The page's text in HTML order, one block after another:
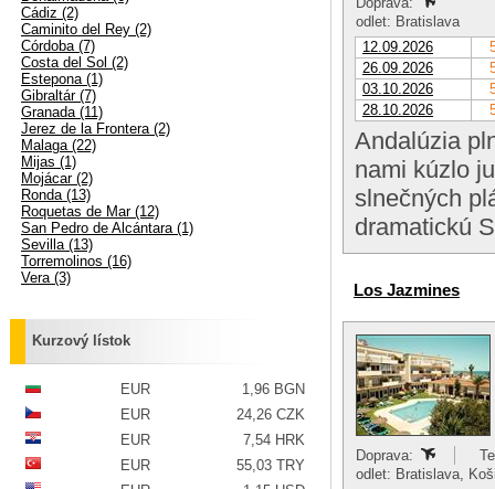
odlet: Bratislava
12.09.2026
26.09.2026
03.10.2026
28.10.2026
Andalúzia
nami kúzlo
slnečných
dramatickú
Los Jazmines
Doprava:
odlet: Bratislava,
Cádiz (2)
Caminito del Rey (2)
Córdoba (7)
Costa del Sol (2)
Estepona (1)
Gibraltár (7)
Granada (11)
Jerez de la Frontera (2)
Malaga (22)
Mijas (1)
Mojácar (2)
Ronda (13)
Roquetas de Mar (12)
San Pedro de Alcántara (1)
Sevilla (13)
Torremolinos (16)
Vera (3)
Kurzový lístok
EUR
1,96 BGN
EUR
24,26 CZK
EUR
7,54 HRK
EUR
55,03 TRY